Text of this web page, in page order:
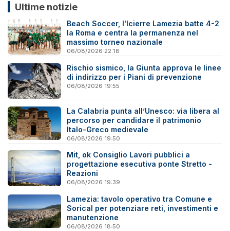
Ultime notizie
Beach Soccer, l'Icierre Lamezia batte 4-2
la Roma e centra la permanenza nel
massimo torneo nazionale
06/08/2026 22:18
Rischio sismico, la Giunta approva le linee
di indirizzo per i Piani di prevenzione
06/08/2026 19:55
La Calabria punta all’Unesco: via libera al
percorso per candidare il patrimonio
Italo-Greco medievale
06/08/2026 19:50
Mit, ok Consiglio Lavori pubblici a
progettazione esecutiva ponte Stretto -
Reazioni
06/08/2026 19:39
Lamezia: tavolo operativo tra Comune e
Sorical per potenziare reti, investimenti e
manutenzione
06/08/2026 18:50